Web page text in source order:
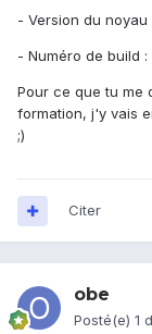
- Version du noyau
- Numéro de build :
Pour ce que tu me
formation, j'y vais
;)
Citer
obe
Posté(e) 1